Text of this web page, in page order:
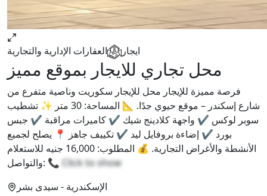
ايجار العقارات الإدارية والتجارية
محل تجاري للايجار بموقع مميز
فرصة مميزة للإيجار محل للإيجار سكوريت وناصية متفرع من
شارع إسكندر – موقع حيوي جدًا. 📐 المساحة: 30 متر ✨ تشطيب
سوبر لوكس ✔ واجهة كلادينج شيك ✔ كاميرات مراقبة ✔ جبس
بورد ✔ إضاءة بروفايل ليد ✔ تكييف جاهز 📍 يصلح لجميع
الأنشطة والأغراض التجارية. 💰 المطلوب: 16,000 جنيه للاستعلام
والتواصل: 📞 Click to show
الإسكندرية - سيدى بشر